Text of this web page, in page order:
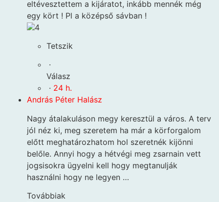
eltévesztettem a kijáratot, inkább mennék még
egy kört ! Pl a középső sávban !
4
Tetszik
·
Válasz
· 24 h.
András Péter Halász
Nagy átalakuláson megy keresztül a város. A terv
jól néz ki, meg szeretem ha már a körforgalom
előtt meghatározhatom hol szeretnék kijönni
belőle. Annyi hogy a hétvégi meg zsarnain vett
jogsisokra ügyelni kell hogy megtanulják
használni hogy ne legyen …
Továbbiak